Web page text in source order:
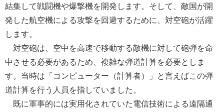
結集して戦闘機や爆撃機を開発します。そして、敵国が開
発した航空機による攻撃を回避するために、対空砲が活躍
します。
対空砲は、空中を高速で移動する敵機に対して砲弾を命
中させる必要があるため、複雑な弾道計算を必要としま
す。当時は「コンピューター（計算者）」と言えばこの弾
道計算を行う人員を指していました。
既に軍事的には実用化されていた電信技術による遠隔通